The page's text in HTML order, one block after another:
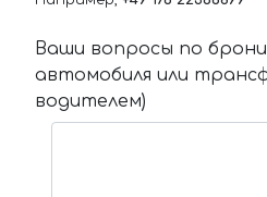
Ваши вопросы по
автомобиля или
водителем)